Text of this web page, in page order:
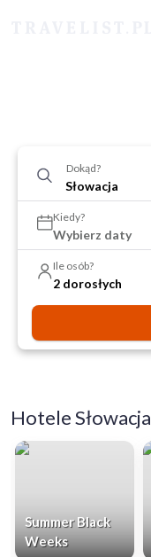
Dokąd?
Kiedy?
Wybierz daty
Ile osób?
2 dorosłych
Hotele Słowacja
Summer Black
Weeks